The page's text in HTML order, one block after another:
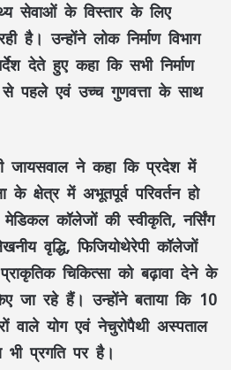
सेवाओंके विस्तार के लिए
है। उन्होंनेलोक निर्माण विभाग
देते हुए कहा कि सभी निर्माण
पहले एवंउच्च गुणवत्ताके साथ
जायसवालने कहा कि प्रदेश में
के क्षेत्र में अभूतपूर्व परिवर्तन हो
कॉलेजोंकी स्वीकृति,नर्सिंग
वृद्धि,फिजियोथेरेपी कॉलेजों
चिकित्साको बढ़ावा देने के
जा रहे हैं। उन्होंने बताया कि 10
वाले योग एवं नेचुरोपैथी अस्पताल
भी प्रगति पर है।